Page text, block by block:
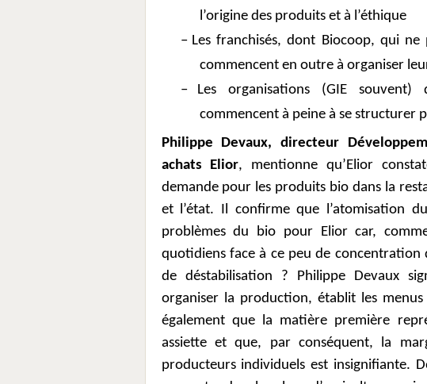
l’origine des produits et à l’éthique
– Les franchisés, dont Biocoop, qui
commencent en outre à organiser
–
Les organisations (GIE
commencent à peine à se structurer
Philippe Devaux, directeur
achats Elior, mentionne qu’Elior
demande pour les produits bio dans la
et l’état. Il confirme que l’atomisation
problèmes du bio pour Elior car,
quotidiens face à ce peu de concentration
de déstabilisation ? Philippe Devaux
organiser la production, établit les menus
également que la matière première
assiette et que, par conséquent, la
producteurs individuels est insignifiante.